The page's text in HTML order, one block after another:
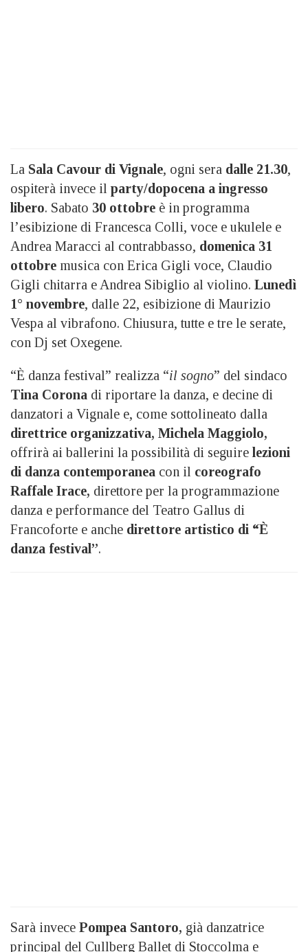
La Sala Cavour di Vignale, ogni sera dalle 21.30,
ospiterà invece il party/dopocena a ingresso
libero. Sabato 30 ottobre è in programma
l’esibizione di Francesca Colli, voce e ukulele e
Andrea Maracci al contrabbasso, domenica 31
ottobre musica con Erica Gigli voce, Claudio
Gigli chitarra e Andrea Sibiglio al violino. Lunedì
1° novembre, dalle 22, esibizione di Maurizio
Vespa al vibrafono. Chiusura, tutte e tre le serate,
con Dj set Oxegene.
“È danza festival” realizza “il sogno” del sindaco
Tina Corona di riportare la danza, e decine di
danzatori a Vignale e, come sottolineato dalla
direttrice organizzativa, Michela Maggiolo,
offrirà ai ballerini la possibilità di seguire lezioni
di danza contemporanea con il coreografo
Raffale Irace, direttore per la programmazione
danza e performance del Teatro Gallus di
Francoforte e anche direttore artistico di “È
danza festival”.
Sarà invece Pompea Santoro, già danzatrice
principal del Cullberg Ballet di Stoccolma e